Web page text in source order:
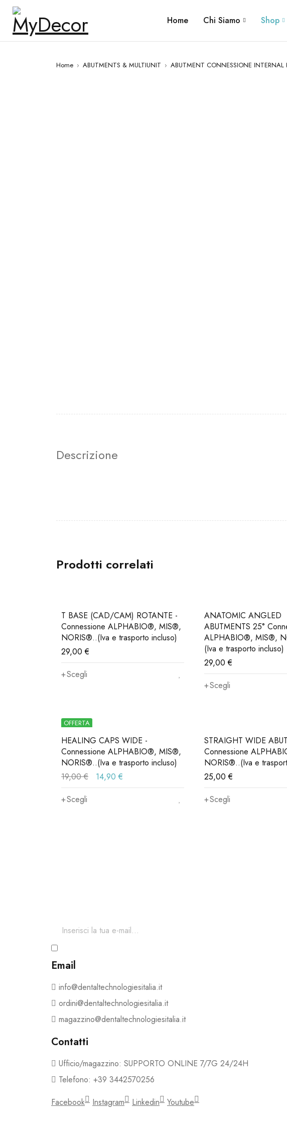
Home Chi Siamo Shop
Home › ABUTMENTS & MULTIUNIT › ABUTMENT CONNESSIONE INTERNAL
Descrizione
Prodotti correlati
T BASE (CAD/CAM) ROTANTE -
Connessione ALPHABIO®, MIS®,
NORIS®..(Iva e trasporto incluso)
29,00€
Scegli
ANATOMIC ANGLED
ABUTMENTS 25°
ALPHABIO®, MIS®,
(Iva e trasporto incluso)
29,00€
Scegli
OFFERTA
HEALING CAPS WIDE -
Connessione ALPHABIO®, MIS®,
NORIS®..(Iva e trasporto incluso)
19,00€ 14,90 €
Scegli
STRAIGHT WIDE
Connessione
NORIS®..(Iva e
25,00€
Scegli
Email
info@dentaltechnologiesitalia.it
ordini@dentaltechnologiesitalia.it
magazzino@dentaltechnologiesitalia.it
Contatti
Ufficio/magazzino: SUPPORTO ONLINE 7/7G 24/24H
Telefono: +39 3442570256
Facebook
Instagram Linkedin Youtube